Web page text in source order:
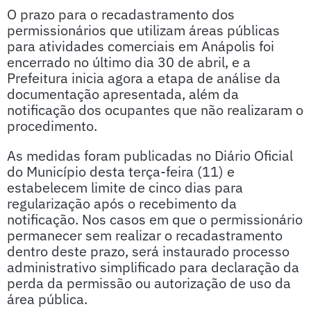
O prazo para o recadastramento dos
permissionários que utilizam áreas públicas
para atividades comerciais em Anápolis foi
encerrado no último dia 30 de abril, e a
Prefeitura inicia agora a etapa de análise da
documentação apresentada, além da
notificação dos ocupantes que não realizaram o
procedimento.
As medidas foram publicadas no Diário Oficial
do Município desta terça-feira (11) e
estabelecem limite de cinco dias para
regularização após o recebimento da
notificação. Nos casos em que o permissionário
permanecer sem realizar o recadastramento
dentro deste prazo, será instaurado processo
administrativo simplificado para declaração da
perda da permissão ou autorização de uso da
área pública.